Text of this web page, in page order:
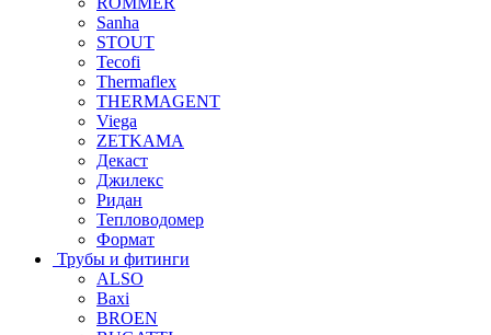
Sanha
STOUT
Tecofi
Thermaflex
THERMAGENT
Viega
ZETKAMA
Декаст
Джилекс
Ридан
Тепловодомер
Формат
Трубы и фитинги
ALSO
Baxi
BROEN